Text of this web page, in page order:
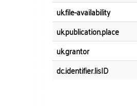
uk.file-availability
uk.publication.place
uk.grantor
dc.identifier.lisID